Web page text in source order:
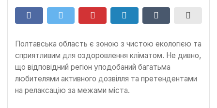
Полтавська область є зоною з чистою екологією та
сприятливим для оздоровлення кліматом. Не дивно,
що відповідний регіон уподобаний багатьма
любителями активного дозвілля та претендентами
на релаксацію за межами міста.